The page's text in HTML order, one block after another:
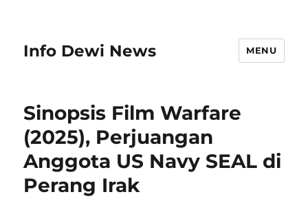
Info Dewi News MENU
Sinopsis Film Warfare
(2025), Perjuangan
Anggota US Navy SEAL di
Perang Irak